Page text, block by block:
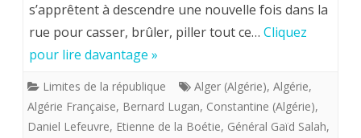
!«
Ils
grands
s’apprêtent à descendre une nouvelle fois dans la
rue pour casser, brûler, piller tout ce… Cliquez
pour lire davantage »
Limites de la république Alger (Algérie), Algérie,
Algérie Française, Bernard Lugan, Constantine (Algérie),
Daniel Lefeuvre, Etienne de la Boétie, Général Gaïd Salah,